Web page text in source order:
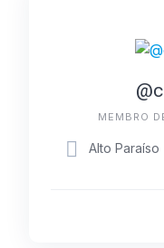
MEMBRO
Alto Paraíso